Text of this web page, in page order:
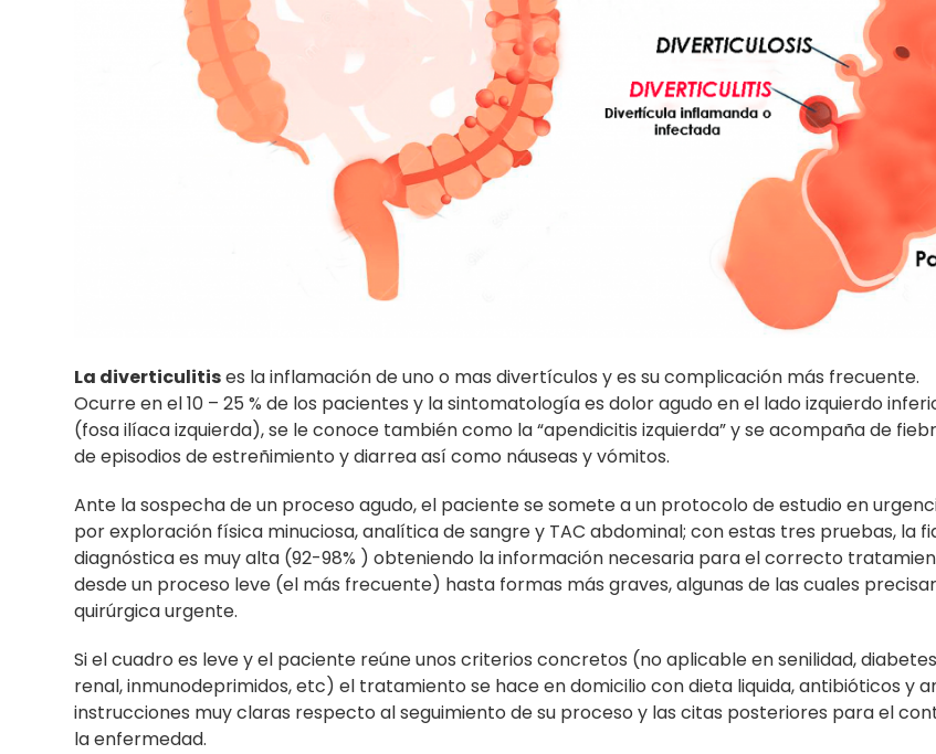
La diverticulitises la inflamación de uno o mas divertículos y es su complicación más frecuente.
Ocurre en el 10 – 25 % de los pacientes y la sintomatología es dolor agudo en el lado izquierdo
(fosa ilíaca izquierda), se le conoce también como la “apendicitis izquierda” y se acompaña de
de episodios de estreñimiento y diarrea así como náuseas y vómitos.
Ante la sospecha de un proceso agudo, el paciente se somete a un protocolo de estudio en
por exploración física minuciosa, analítica de sangre y TAC abdominal; con estas tres pruebas, la
diagnóstica es muy alta (92-98% ) obteniendo la información necesaria para el correcto
desde un proceso leve (el más frecuente) hasta formas más graves, algunas de las cuales
quirúrgica urgente.
Si el cuadro es leve y el paciente reúne unos criterios concretos (no aplicable en senilidad,
renal, inmunodeprimidos, etc) el tratamiento se hace en domicilio con dieta liquida, antibióticos y
instrucciones muy claras respecto al seguimiento de su proceso y las citas posteriores para el
la enfermedad.